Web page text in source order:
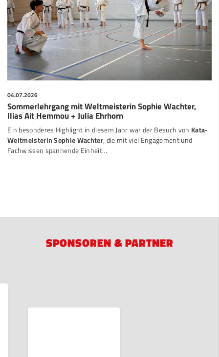
04.07.2026
Sommerlehrgang mit Weltmeisterin Sophie Wachter,
Ilias Ait Hemmou + Julia Ehrhorn
Ein besonderes Highlight in diesem Jahr war der Besuch von Kata-
Weltmeisterin Sophie Wachter, die mit viel Engagement und
Fachwissen spannende Einheit…
SPONSOREN & PARTNER